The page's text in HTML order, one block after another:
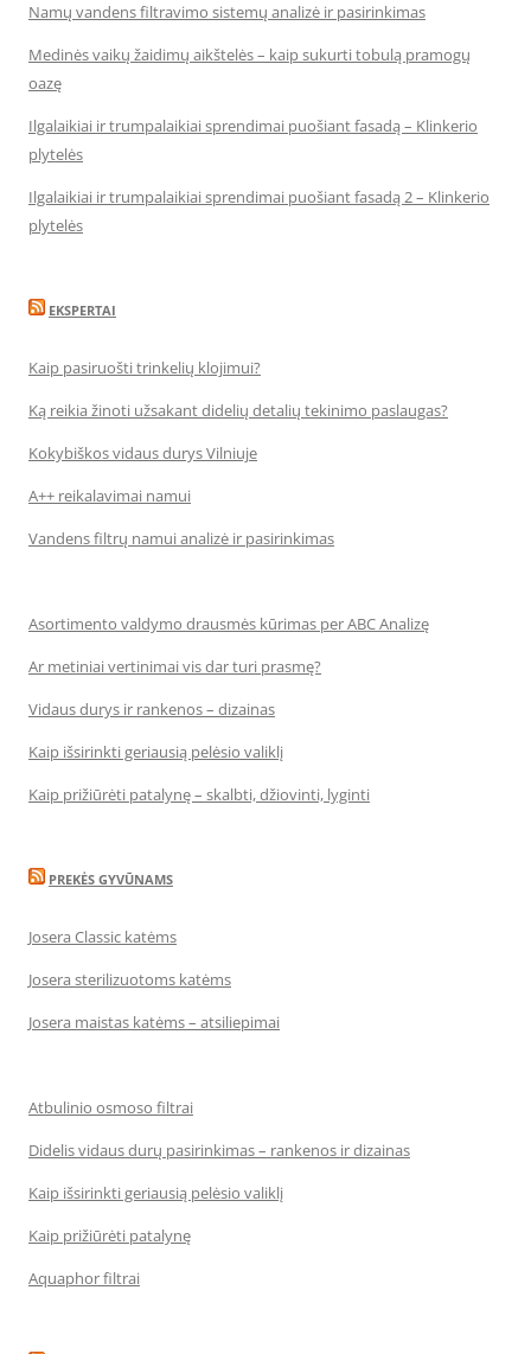
Namų vandens filtravimo sistemų analizė ir pasirinkimas
Medinės vaikų žaidimų aikštelės – kaip sukurti tobulą pramogų
oazę
Ilgalaikiai ir trumpalaikiai sprendimai puošiant fasadą – Klinkerio
plytelės
Ilgalaikiai ir trumpalaikiai sprendimai puošiant fasadą 2 – Klinkerio
plytelės
EKSPERTAI
Kaip pasiruošti trinkelių klojimui?
Ką reikia žinoti užsakant didelių detalių tekinimo paslaugas?
Kokybiškos vidaus durys Vilniuje
A++ reikalavimai namui
Vandens filtrų namui analizė ir pasirinkimas
Asortimento valdymo drausmės kūrimas per ABC Analizę
Ar metiniai vertinimai vis dar turi prasmę?
Vidaus durys ir rankenos – dizainas
Kaip išsirinkti geriausią pelėsio valiklį
Kaip prižiūrėti patalynę – skalbti, džiovinti, lyginti
PREKĖS GYVŪNAMS
Josera Classic katėms
Josera sterilizuotoms katėms
Josera maistas katėms – atsiliepimai
Atbulinio osmoso filtrai
Didelis vidaus durų pasirinkimas – rankenos ir dizainas
Kaip išsirinkti geriausią pelėsio valiklį
Kaip prižiūrėti patalynę
Aquaphor filtrai